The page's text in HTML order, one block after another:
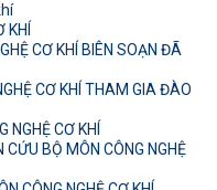
KHÍ
CƠ KHÍ BIÊN SOẠN ĐÃ
CƠ KHÍ THAM GIA ĐÀO
CƠ KHÍ
BỘ MÔN CÔNG NGHỆ